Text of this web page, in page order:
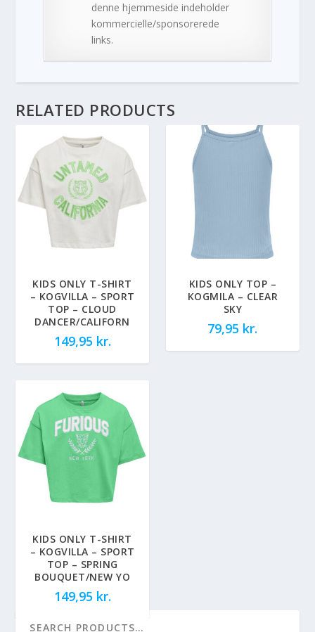
denne hjemmeside indeholder
kommercielle/sponsorerede
links.
RELATED PRODUCTS
KIDS ONLY T-SHIRT
– KOGVILLA – SPORT
TOP – CLOUD
DANCER/CALIFORN
149,95 kr.
KIDS ONLY TOP –
KOGMILA – CLEAR
SKY
79,95 kr.
KIDS ONLY T-SHIRT
– KOGVILLA – SPORT
TOP – SPRING
BOUQUET/NEW YO
149,95 kr.